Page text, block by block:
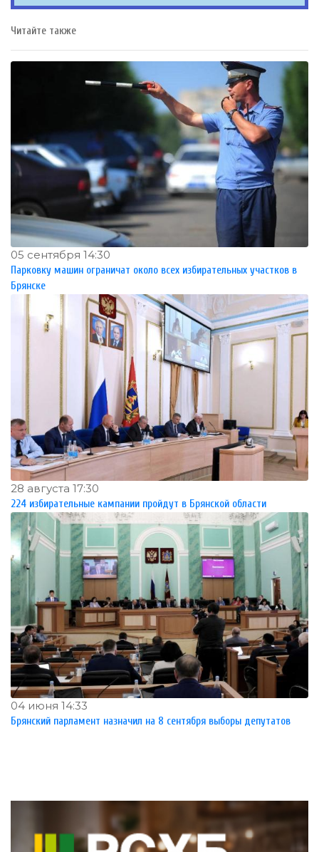
Читайте также
05 сентября 14:30
Парковку машин ограничат около всех избирательных участков в
Брянске
28 августа 17:30
224 избирательные кампании пройдут в Брянской области
04 июня 14:33
Брянский парламент назначил на 8 сентября выборы депутатов